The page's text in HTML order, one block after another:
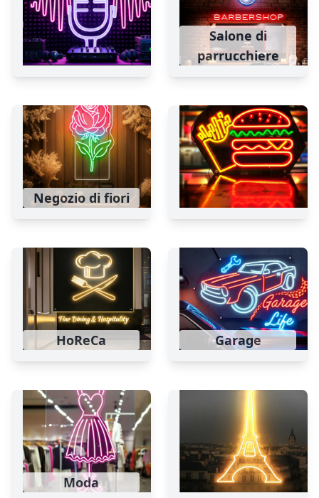
Salone di
parrucchiere
Negozio di fiori
HoReCa Garage
Moda